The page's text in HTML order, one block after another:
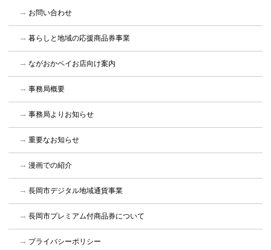
お問い合わせ
暮らしと地域の応援商品券事業
ながおかペイお店向け案内
事務局概要
事務局よりお知らせ
重要なお知らせ
漫画での紹介
長岡市デジタル地域通貨事業
長岡市プレミアム付商品券について
プライバシーポリシー